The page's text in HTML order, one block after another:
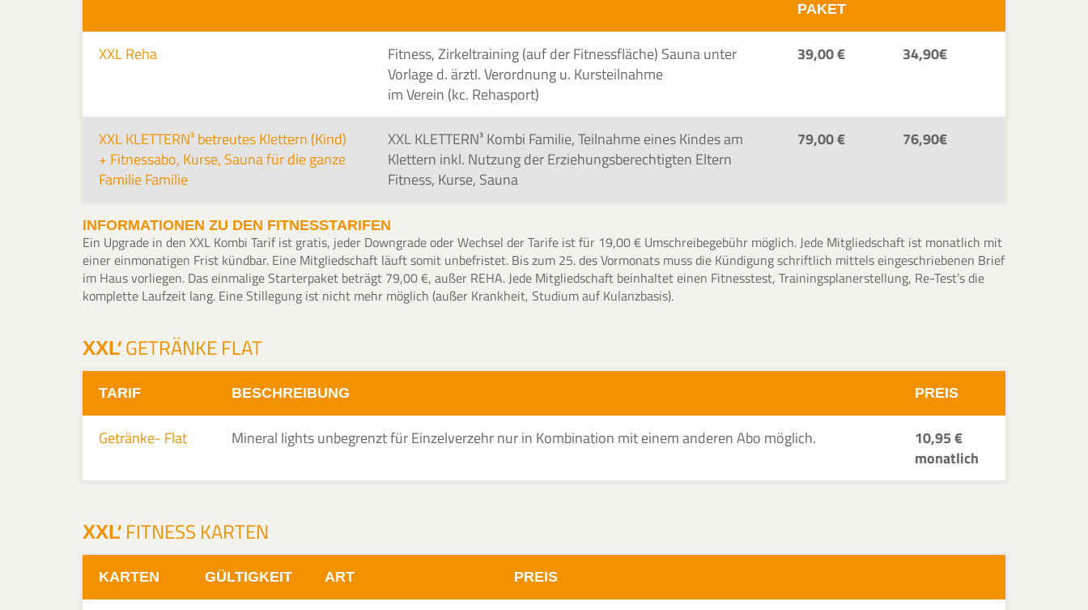
PAKET
XXL Reha
Fitness, Zirkeltraining (auf der Fitnessfläche) Sauna unter
Vorlage d. ärztl. Verordnung u. Kursteilnahme
im Verein (kc. Rehasport)
39,00 € 34,90€
XXL KLETTERN³ betreutes Klettern (Kind)
+ Fitnessabo, Kurse, Sauna für die ganze
Familie Familie
XXL KLETTERN³ Kombi Familie, Teilnahme eines Kindes am
Klettern inkl. Nutzung der Erziehungsberechtigten Eltern
Fitness, Kurse, Sauna
79,00 € 76,90€
INFORMATIONEN ZU DEN FITNESSTARIFEN
Ein Upgrade in den XXL Kombi Tarif ist gratis, jeder Downgrade oder Wechsel der Tarife ist für 19,00 € Umschreibegebühr möglich. Jede Mitgliedschaft ist monatlich mit
einer einmonatigen Frist kündbar. Eine Mitgliedschaft läuft somit unbefristet. Bis zum 25. des Vormonats muss die Kündigung schriftlich mittels eingeschriebenen Brief
im Haus vorliegen. Das einmalige Starterpaket beträgt 79,00 €, außer REHA. Jede Mitgliedschaft beinhaltet einen Fitnesstest, Trainingsplanerstellung, Re-Test’s die
komplette Laufzeit lang. Eine Stillegung ist nicht mehr möglich (außer Krankheit, Studium auf Kulanzbasis).
XXL
'GETRÄNKE FLAT
TARIF BESCHREIBUNG PREIS
Getränke- Flat Mineral lights unbegrenzt für Einzelverzehr nur in Kombination mit einem anderen Abo möglich.
10,95 €
monatlich
XXL
'FITNESS KARTEN
KARTEN GÜLTIGKEIT ART PREIS